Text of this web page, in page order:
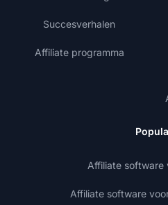
Succesverhalen
Affiliate programma
Affiliate software
Affiliate software